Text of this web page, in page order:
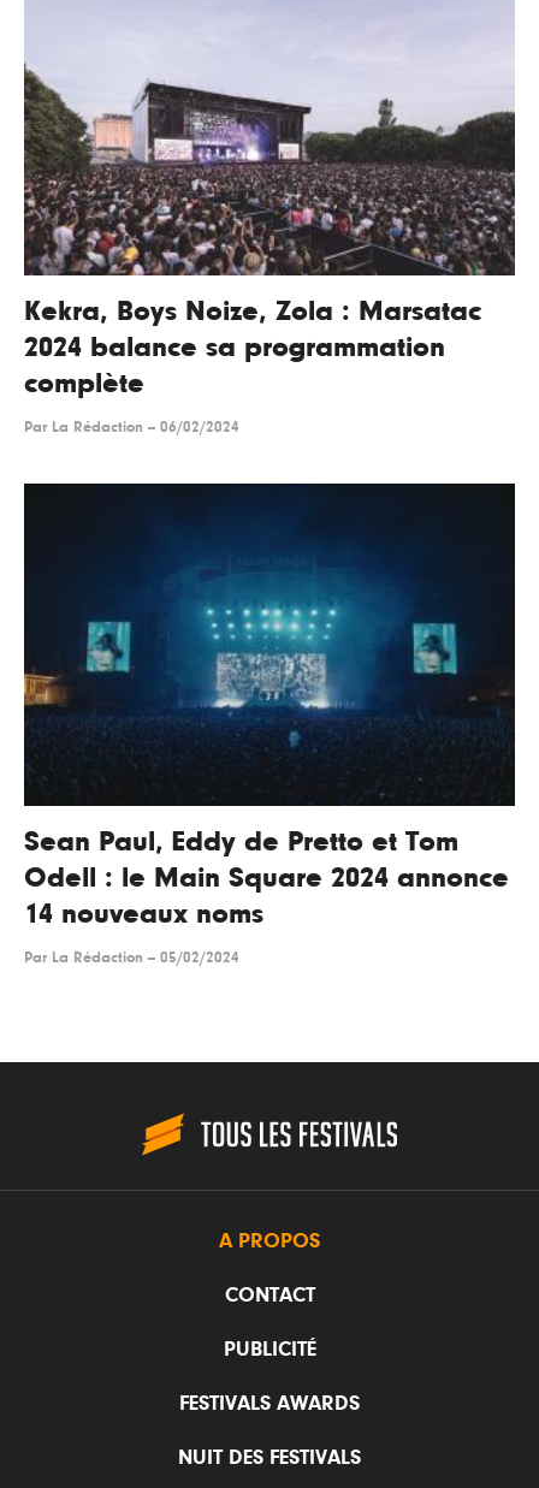
Kekra, Boys Noize, Zola : Marsatac
2024 balance sa programmation
complète
Par La Rédaction -- 06/02/2024
Sean Paul, Eddy de Pretto et Tom
Odell : le Main Square 2024 annonce
14 nouveaux noms
Par La Rédaction -- 05/02/2024
A PROPOS
CONTACT
PUBLICITÉ
FESTIVALS AWARDS
NUIT DES FESTIVALS